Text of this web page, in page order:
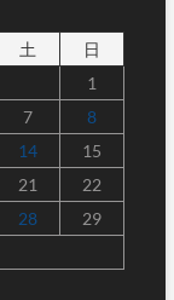
土
日
1
7
8
14
15
21
22
28
29